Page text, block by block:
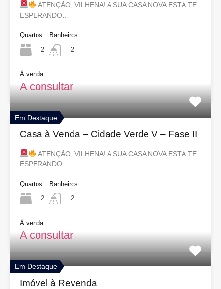
ATENÇÃO, VILHENA! A SUA CASA NOVA ESTÁ TE
ESPERANDO…
Quartos
2
Banheiros
2
À venda
A consultar
Em Destaque
Casa à Venda – Cidade Verde V – Fase II
ATENÇÃO, VILHENA! A SUA CASA NOVA ESTÁ TE
ESPERANDO…
Quartos
2
Banheiros
2
À venda
A consultar
Em Destaque
Imóvel à Revenda